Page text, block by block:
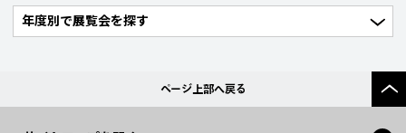
ページ上部へ戻る